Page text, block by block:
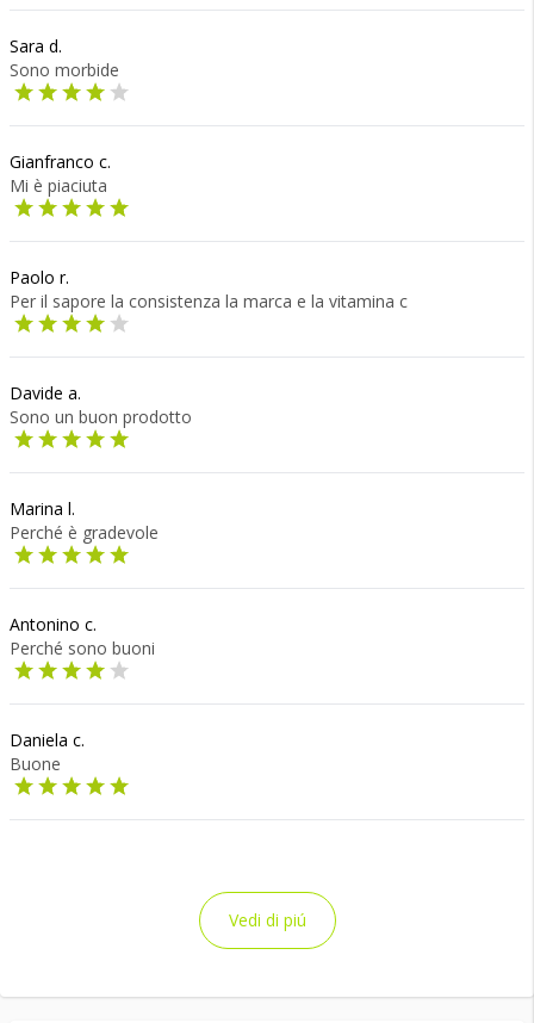
Sara d.
Sono morbide
Gianfranco c.
Mi è piaciuta
Paolo r.
Per il sapore la consistenza la marca e la vitamina c
Davide a.
Sono un buon prodotto
Marina l.
Perché è gradevole
Antonino c.
Perché sono buoni
Daniela c.
Buone
Vedi di piú